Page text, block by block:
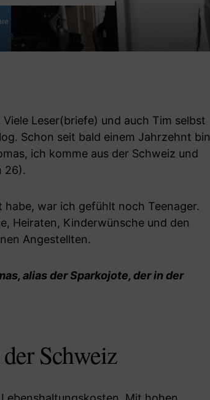
Leser(briefe) und auch Tim selbst
Schon seit bald einem Jahrzehnt bin
ich komme aus der Schweiz und
26).
war ich gefühlt noch Teenager.
Heiraten, Kinderwünsche und den
Angestellten.
alias der Sparkojote, der in der
Schweiz